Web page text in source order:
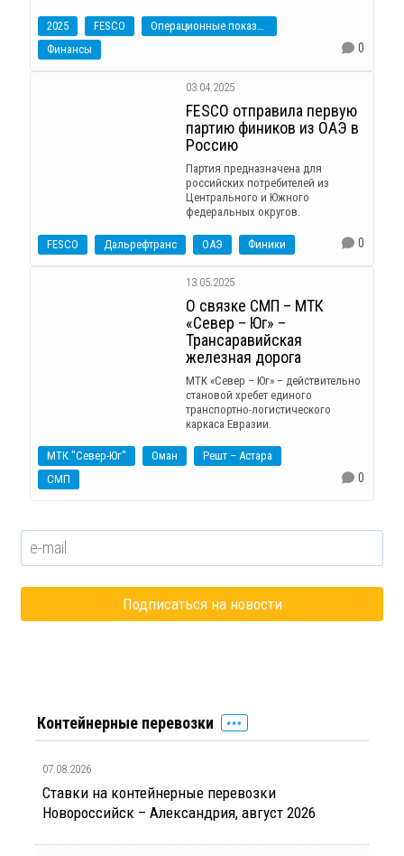
2025 FESCO
Операционные показатели
Финансы
0
03.04.2025
FESCO отправила первую
партию фиников из ОАЭ в
Россию
Партия предназначена для
российских потребителей из
Центрального и Южного
федеральных округов.
FESCO Дальрефтранс ОАЭ Финики 0
13.05.2025
О связке СМП – МТК
«Север – Юг» –
Трансаравийская
железная дорога
МТК «Север – Юг» – действительно
становой хребет единого
транспортно-логистического
каркаса Евразии.
МТК "Север-Юг" Оман
Решт – Астара
СМП
0
Контейнерные перевозки
07.08.2026
Ставки на контейнерные перевозки
Новороссийск – Александрия, август 2026